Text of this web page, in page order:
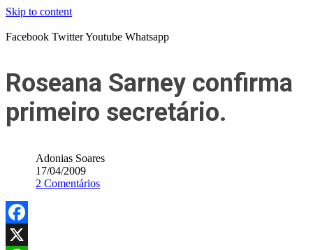
Skip to content
Facebook TwitterYoutube Whatsapp
Roseana Sarney confirma
primeiro secretário.
Adonias Soares
17/04/2009
2 Comentários
Facebook